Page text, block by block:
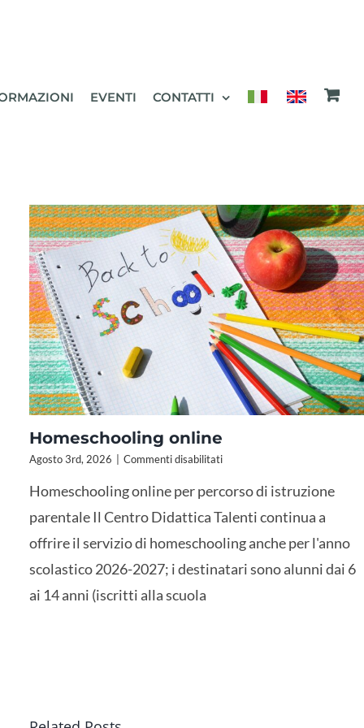
EVENTI CONTATTI
Homeschooling online
Agosto 3rd, 2026 Commenti disabilitatisu
online
Homeschooling online per percorso di istruzione
parentale Il Centro Didattica Talenti continua a
offrire il servizio di homeschooling anche per l'anno
scolastico 2026-2027; i destinatari sono alunni dai 6
ai 14 anni (iscritti alla scuola
Parent